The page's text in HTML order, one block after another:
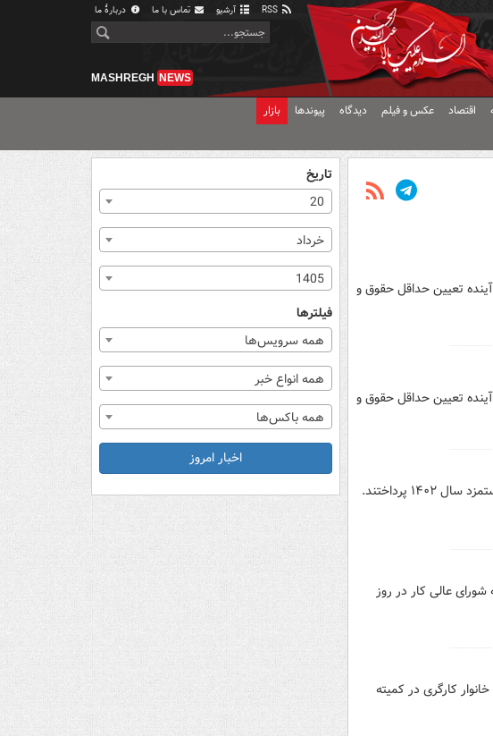
آرشیو تماس با ما دربارهٔ ما
MASHREGH NEWS
اقتصاد عکس و فیلم دیدگاه پیوندها بازار
آینده تعیین حداقل حقوق و
آینده تعیین حداقل حقوق و
عالی کار در روز
کارگری در کمیته
تاریخ
20
خرداد
1405
فیلترها
همه سرویس‌ها
همه انواع خبر
همه باکس‌ها
اخبار امروز